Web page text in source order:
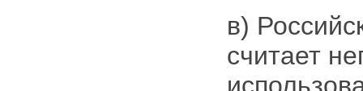
в)
считает